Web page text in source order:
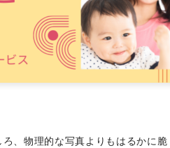
、物理的な写真よりもはるかに